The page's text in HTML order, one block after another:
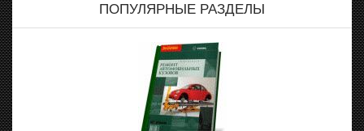
ПОПУЛЯРНЫЕ РАЗДЕЛЫ